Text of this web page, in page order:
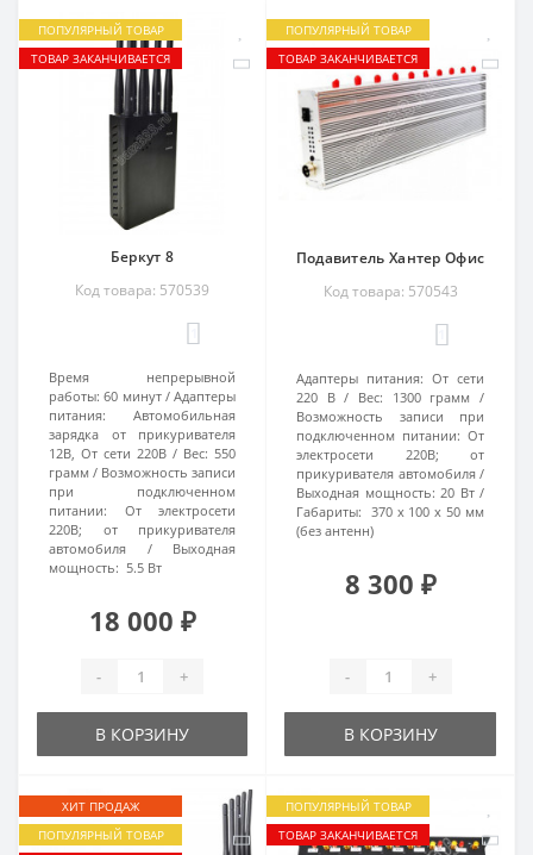
ПОПУЛЯРНЫЙ ТОВАР
ТОВАР ЗАКАНЧИВАЕТСЯ
Беркут 8
Код товара: 570539
Время непрерывной
работы: 60 минут
Адаптеры
питания:
Автомобильная
зарядка от прикуривателя
12В, От сети 220В
Вес: 550
грамм
Возможность записи
при подключенном
питании:
От электросети
220В; от прикуривателя
автомобиля
Выходная
мощность: 5.5 Вт
18 000 ₽
- +
В КОРЗИНУ
ПОПУЛЯРНЫЙ ТОВАР
ТОВАР ЗАКАНЧИВАЕТСЯ
Подавитель Хантер Офис
Код товара: 570543
Адаптеры питания: От сети
220 В
Вес:
1300 грамм
Возможность записи при
подключенном питании: От
электросети 220В; от
прикуривателя автомобиля
Выходная мощность: 20 Вт
Габариты: 370 x 100 x 50 мм
(без антенн)
8 300 ₽
- +
В КОРЗИНУ
ХИТ ПРОДАЖ
ПОПУЛЯРНЫЙ ТОВАР
ПОПУЛЯРНЫЙ ТОВАР
ТОВАР ЗАКАНЧИВАЕТСЯ